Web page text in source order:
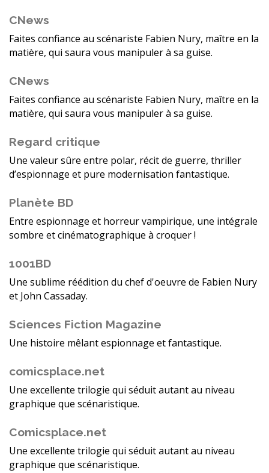
CNews
Faites confiance au scénariste Fabien Nury, maître en la
matière, qui saura vous manipuler à sa guise.
CNews
Faites confiance au scénariste Fabien Nury, maître en la
matière, qui saura vous manipuler à sa guise.
Regard critique
Une valeur sûre entre polar, récit de guerre, thriller
d’espionnage et pure modernisation fantastique.
Planète BD
Entre espionnage et horreur vampirique, une intégrale
sombre et cinématographique à croquer !
1001BD
Une sublime réédition du chef d'oeuvre de Fabien Nury
et John Cassaday.
Sciences Fiction Magazine
Une histoire mêlant espionnage et fantastique.
comicsplace.net
Une excellente trilogie qui séduit autant au niveau
graphique que scénaristique.
Comicsplace.net
Une excellente trilogie qui séduit autant au niveau
graphique que scénaristique.